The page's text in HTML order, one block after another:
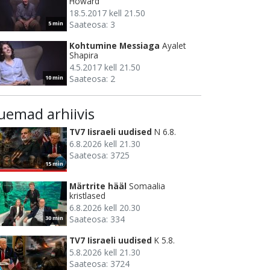
5 min
18.5.2017 kell 21.50
Saateosa: 3
10 min
Kohtumine Messiaga Ayalet
Shapira
4.5.2017 kell 21.50
Saateosa: 2
arhiivis
15 min
TV7 Iisraeli uudised N 6.8.
6.8.2026 kell 21.30
Saateosa: 3725
30 min
Märtrite hääl Somaalia
kristlased
6.8.2026 kell 20.30
Saateosa: 334
TV7 Iisraeli uudised K 5.8.
5.8.2026 kell 21.30
Saateosa: 3724